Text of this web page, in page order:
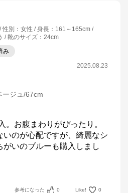
性別 ： 女性 身長 ： 161～165cm
靴のサイズ ： 24cm
み
2025.08.23
ージュ/67cm
。お腹まわりがぴったり。
いのが心配ですが、綺麗なシ
がいのブルーも購入しまし
参考になった 0 Like! 0